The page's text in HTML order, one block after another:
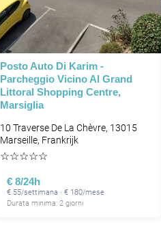
Posto Auto Di Karim -
Parcheggio Vicino Al Grand
Littoral Shopping Centre,
Marsiglia
10 Traverse De La Chèvre, 13015
Marseille, Frankrijk
☆☆☆☆☆
€ 8/24h
€ 55/settimana · € 180/mese
Durata minima: 2 giorni